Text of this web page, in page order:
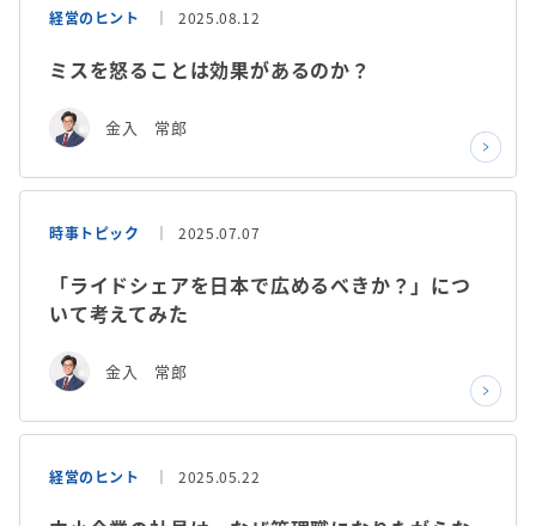
経営のヒント 2025.08.12
ミスを怒ることは効果があるのか？
金入 常郎
時事トピック 2025.07.07
「ライドシェアを日本で広めるべきか？」につ
いて考えてみた
金入 常郎
経営のヒント 2025.05.22